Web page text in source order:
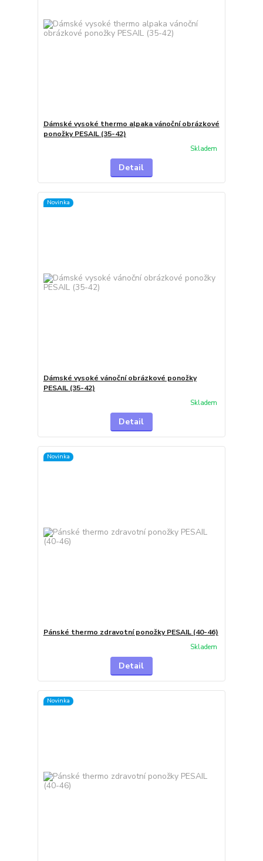
Dámské vysoké thermo alpaka vánoční obrázkové
ponožky PESAIL (35-42)
Skladem
Detail
Novinka
Dámské vysoké vánoční obrázkové ponožky
PESAIL (35-42)
Skladem
Detail
Novinka
Pánské thermo zdravotní ponožky PESAIL (40-46)
Skladem
Detail
Novinka